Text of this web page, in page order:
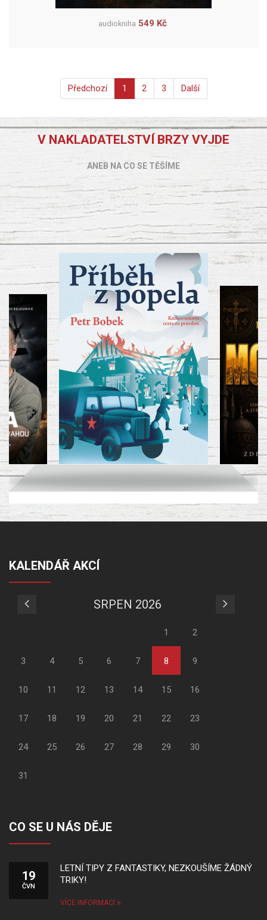
audiokniha 549 Kč
Předchozí 1 2 3 Další
V NAKLADATELSTVÍ BRZY VYJDE
ANEB NA CO SE TĚŠÍME
KALENDÁŘ AKCÍ
SRPEN 2026
1 2
3 4 5 6 7 8 9
10 11 12 13 14 15 16
17 18 19 20 21 22 23
24 25 26 27 28 29 30
31
CO SE U NÁS DĚJE
19
ČVN
LETNÍ TIPY Z FANTASTIKY, NEZKOUŠÍME ŽÁDNÝ
TRIKY!
VÍCE INFORMACÍ